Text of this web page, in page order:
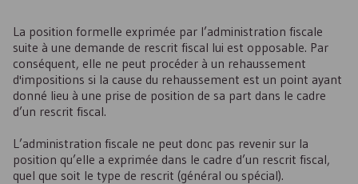
La position formelle exprimée par l’administration fiscale
suite à une demande de rescrit fiscal lui est opposable. Par
conséquent, elle ne peut procéder à un rehaussement
d'impositions si la cause du rehaussement est un point ayant
donné lieu à une prise de position de sa part dans le cadre
d’un rescrit fiscal.
L’administration fiscale ne peut donc pas revenir sur la
position qu’elle a exprimée dans le cadre d’un rescrit fiscal,
quel que soit le type de rescrit (général ou spécial).